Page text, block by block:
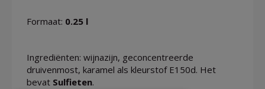
Formaat: 0.25 l
Ingrediënten: wijnazijn, geconcentreerde
druivenmost, karamel als kleurstof E150d. Het
bevat Sulfieten.